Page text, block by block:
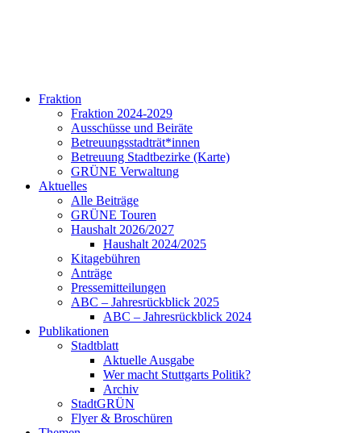
Fraktion
Fraktion 2024-2029
Ausschüsse und Beiräte
Betreuungsstadträt*innen
Betreuung Stadtbezirke (Karte)
GRÜNE Verwaltung
Aktuelles
Alle Beiträge
GRÜNE Touren
Haushalt 2026/2027
Haushalt 2024/2025
Kitagebühren
Anträge
Pressemitteilungen
ABC – Jahresrückblick 2025
ABC – Jahresrückblick 2024
Publikationen
Stadtblatt
Aktuelle Ausgabe
Wer macht Stuttgarts Politik?
Archiv
StadtGRÜN
Flyer & Broschüren